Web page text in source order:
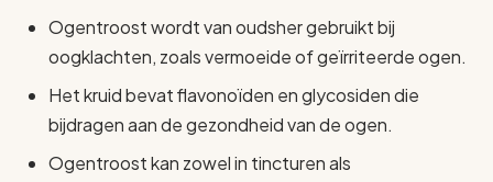
Ogentroost wordt van oudsher gebruikt bij
oogklachten, zoals vermoeide of geïrriteerde ogen.
Het kruid bevat flavonoïden en glycosiden die
bijdragen aan de gezondheid van de ogen.
Ogentroost kan zowel in tincturen als